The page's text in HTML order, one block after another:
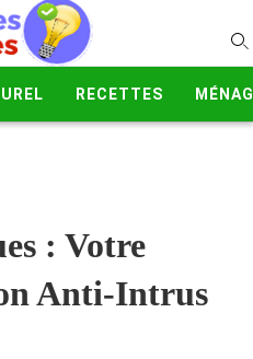
RECETTES
: Votre
Anti-Intrus